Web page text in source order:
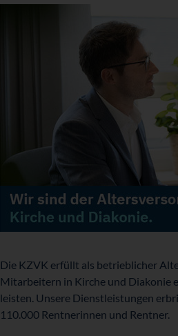
Die KZVK erfüllt als betrieblicher
Mitarbeitern in Kirche und Diakonie
leisten. Unsere Dienst­leistungen
110.000 Rentnerinnen und Rentner.